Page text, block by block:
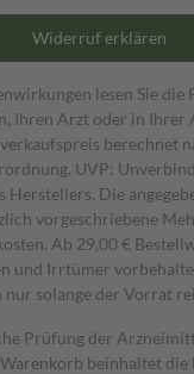
Widerruf erklären
lesen Sie die
Ihren Arzt oder in Ihrer
berechnet
UVP:
Herstellers. Die
vorgeschriebene
Ab 29,00 €
und Irrtümer
nur solange der Vorrat
Prüfung der
beinhaltet